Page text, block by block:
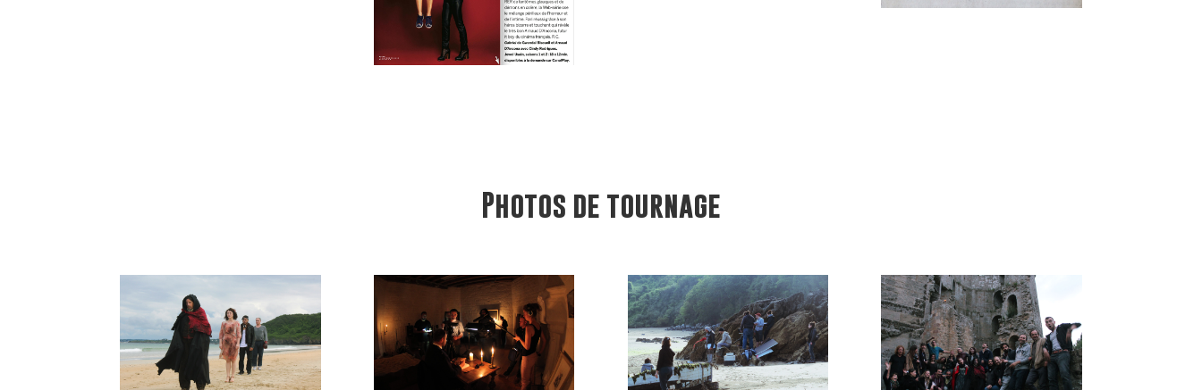
Photos de tournage